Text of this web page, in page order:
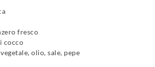
fresco
cocco
olio, sale, pepe